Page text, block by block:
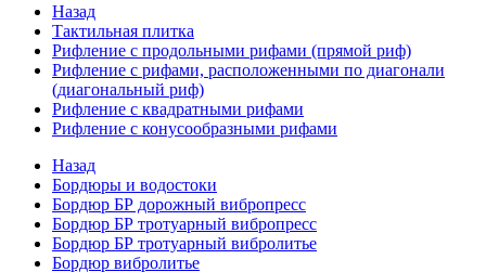
Назад
Тактильная плитка
Рифление с продольными рифами (прямой риф)
Рифление с рифами, расположенными по диагонали
(диагональный риф)
Рифление с квадратными рифами
Рифление с конусообразными рифами
Назад
Бордюры и водостоки
Бордюр БР дорожный вибропресс
Бордюр БР тротуарный вибропресс
Бордюр БР тротуарный вибролитье
Бордюр вибролитье